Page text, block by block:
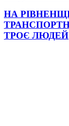
НА
ТРОЄ ЛЮДЕЙ